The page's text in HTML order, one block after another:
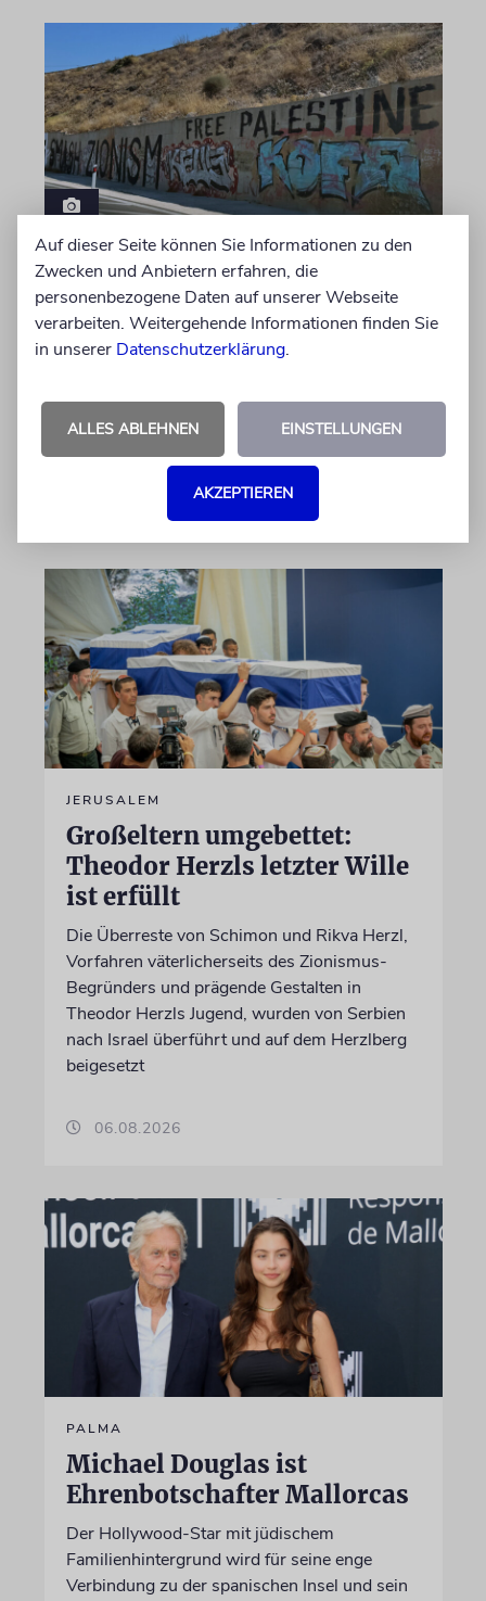
GRIECHENLAND
Warnung an Israelis in
Griechenland
Weil »propalästinensische« Organisationen zu
sollen sich Israelis bedeckt halten, warnt das
israelische Außenministerium
JERUSALEM
Großeltern umgebettet:
Theodor Herzls letzter Wille
ist erfüllt
Die Überreste von Schimon und Rikva Herzl,
Vorfahren väterlicherseits des Zionismus-
Begründers und prägende Gestalten in
Theodor Herzls Jugend, wurden von Serbien
nach Israel überführt und auf dem Herzlberg
beigesetzt
06.08.2026
PALMA
Michael Douglas ist
Ehrenbotschafter Mallorcas
Der Hollywood-Star mit jüdischem
Familienhintergrund wird für seine enge
Verbindung zu der spanischen Insel und sein
Auf dieser Seite können Sie Informationen zu den
Zwecken und Anbietern erfahren, die
personenbezogene Daten auf unserer Webseite
verarbeiten. Weitergehende Informationen finden Sie
in unserer Datenschutzerklärung.
ALLES ABLEHNEN EINSTELLUNGEN
AKZEPTIEREN